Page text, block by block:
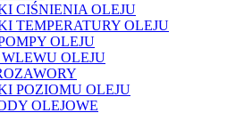
CIŚNIENIA OLEJU
TEMPERATURY OLEJU
OLEJU
OLEJU
POZIOMU OLEJU
OLEJOWE